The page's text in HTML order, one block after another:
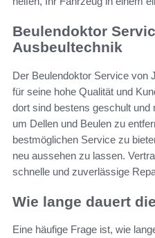
Beulendoktor
Ausbeultechnik
Der Beulendoktor Service von
für seine hohe Qualität und
dort sind bestens geschult und
um Dellen und Beulen zu
bestmöglichen Service zu
neu aussehen zu lassen.
schnelle und zuverlässige
Wie lange dauert
Eine häufige Frage ist, wie